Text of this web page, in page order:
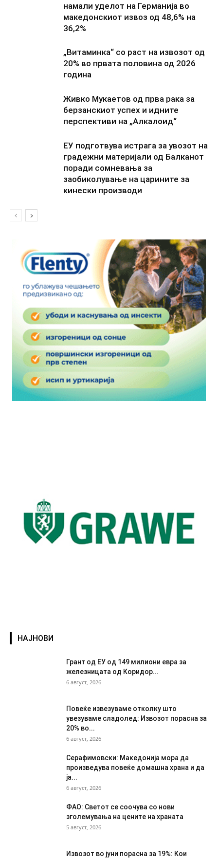
намали уделот на Германија во
македонскиот извоз од 48,6% на
36,2%
„Витаминка“ со раст на извозот од
20% во првата половина од 2026
година
Живко Мукаетов од прва рака за
берзанскиот успех и идните
перспективи на „Алкалоид“
ЕУ подготвува истрага за увозот на
градежни материјали од Балканот
поради сомневања за
заобиколување на царините за
кинески производи
НАЈНОВИ
Грант од ЕУ од 149 милиони евра за
железницата од Коридор...
6 август, 2026
Повеќе извезуваме отколку што
увезуваме сладолед: Извозот порасна за
20% во...
6 август, 2026
Серафимовски: Македонија мора да
произведува повеќе домашна храна и да
ја...
6 август, 2026
ФАО: Светот се соочува со нови
зголемувања на цените на храната
5 август, 2026
Извозот во јуни порасна за 19%: Кои